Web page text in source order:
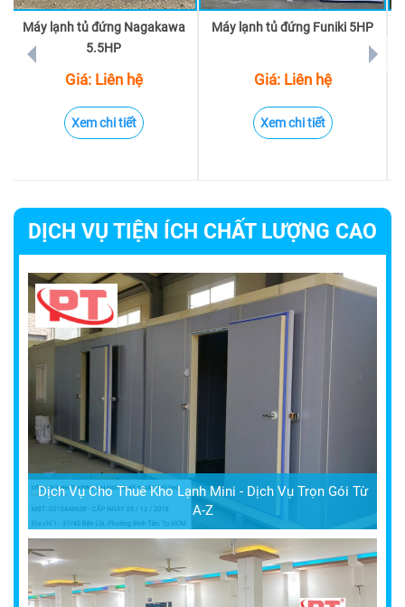
Máy lạnh tủ đứng Nagakawa
5.5HP
Giá: Liên hệ
Xem chi tiết
Máy lạnh tủ đứng Funiki 5HP
Giá: Liên hệ
Xem chi tiết
prev next
DỊCH VỤ TIỆN ÍCH CHẤT LƯỢNG CAO
Dịch Vụ Cho Thuê Kho Lạnh Mini - Dịch Vụ Trọn Gói Từ
A-Z